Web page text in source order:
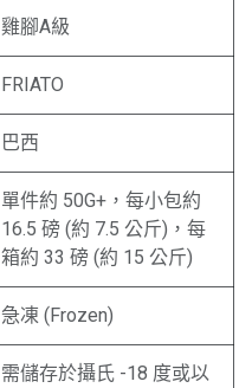
雞腳A級
FRIATO
巴西
單件約 50G+，每小包約
16.5 磅 (約 7.5 公斤)，每
箱約 33 磅 (約 15 公斤)
急凍 (Frozen)
需儲存於攝氏 -18 度或以